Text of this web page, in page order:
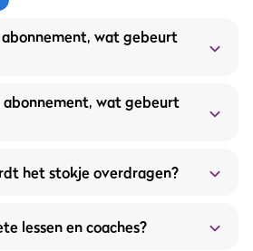
abonnement, wat gebeurt
abonnement, wat gebeurt
het stokje overdragen?
lessen en coaches?